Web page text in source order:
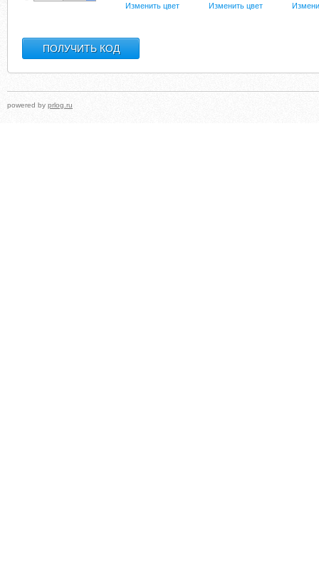
Изменить цвет Изменить цвет
powered by prlog.ru